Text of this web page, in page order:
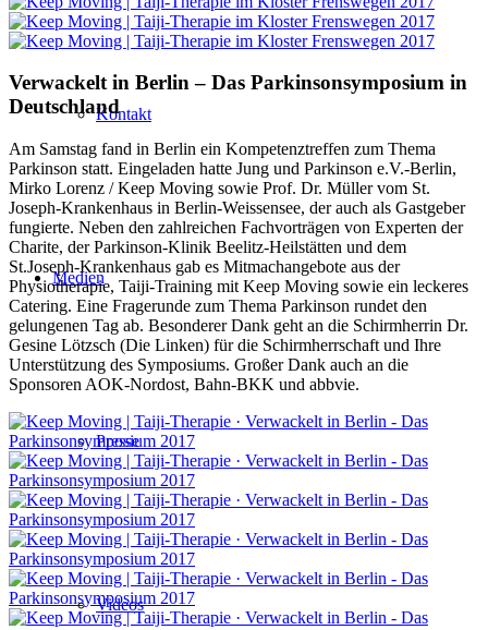
Kontakt
Medien
Presse
Videos
Verwackelt in Berlin – Das Parkinsonsymposium in
Deutschland
Am Samstag fand in Berlin ein Kompetenztreffen zum Thema
Parkinson statt. Eingeladen hatte Jung und Parkinson e.V.-Berlin,
Mirko Lorenz / Keep Moving sowie Prof. Dr. Müller vom St.
Joseph-Krankenhaus in Berlin-Weissensee, der auch als Gastgeber
fungierte. Neben den zahlreichen Fachvorträgen von Experten der
Charite, der Parkinson-Klinik Beelitz-Heilstätten und dem
St.Joseph-Krankenhaus gab es Mitmachangebote aus der
Physiotherapie, Taiji-Training mit Keep Moving sowie ein leckeres
Catering. Eine Fragerunde zum Thema Parkinson rundet den
gelungenen Tag ab. Besonderer Dank geht an die Schirmherrin Dr.
Gesine Lötzsch (Die Linken) für die Schirmherrschaft und Ihre
Unterstützung des Symposiums. Großer Dank auch an die
Sponsoren AOK-Nordost, Bahn-BKK und abbvie.